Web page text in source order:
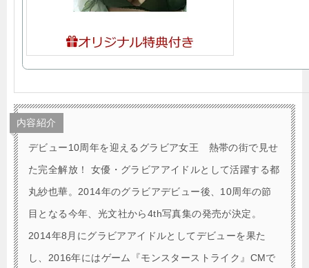
内容紹介
デビュー10周年を迎えるグラビア女王 熱帯の街で見せ
た完全解放！ 女優・グラビアアイドルとして活躍する都
丸紗也華。2014年のグラビアデビュー後、10周年の節
目となる今年、光文社から4th写真集の発売が決定。
2014年8月にグラビアアイドルとしてデビューを果た
し、2016年にはゲーム『モンスターストライク』CMで